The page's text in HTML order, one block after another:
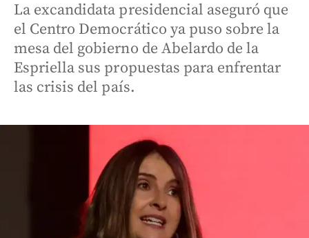
La excandidata presidencial aseguró que
el Centro Democrático ya puso sobre la
mesa del gobierno de Abelardo de la
Espriella sus propuestas para enfrentar
las crisis del país.